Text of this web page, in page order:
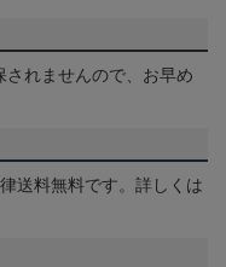
れませんので、お早め
送料無料です。詳しくは